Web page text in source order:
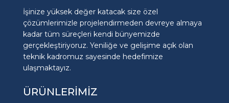
İşinize yüksek değer katacak size özel
çözümlerimizle projelendirmeden devreye almaya
kadar tüm süreçleri kendi bünyemizde
gerçekleştiriyoruz. Yeniliğe ve gelişime açık olan
teknik kadromuz sayesinde hedefimize
ulaşmaktayız.
ÜRÜNLERİMİZ